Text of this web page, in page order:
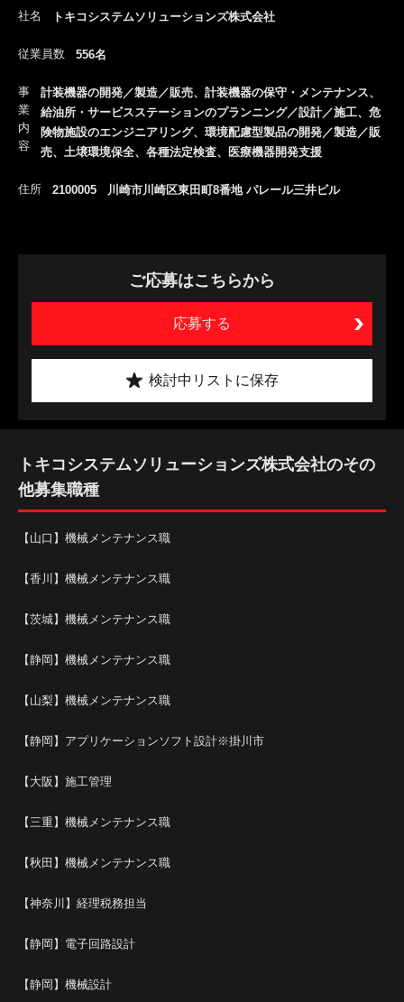
社名 トキコシステムソリューションズ株式会社
従業員数 556名
事
業
内
容
計装機器の開発／製造／販売、計装機器の保守・メンテナンス、
給油所・サービスステーションのプランニング／設計／施工、危
険物施設のエンジニアリング、環境配慮型製品の開発／製造／販
売、土壌環境保全、各種法定検査、医療機器開発支援
住所 2100005 川崎市川崎区東田町8番地 パレール三井ビル
ご応募はこちらから
応募する
検討中リストに保存
トキコシステムソリューションズ株式会社のその
他募集職種
【山口】機械メンテナンス職
【香川】機械メンテナンス職
【茨城】機械メンテナンス職
【静岡】機械メンテナンス職
【山梨】機械メンテナンス職
【静岡】アプリケーションソフト設計※掛川市
【大阪】施工管理
【三重】機械メンテナンス職
【秋田】機械メンテナンス職
【神奈川】経理税務担当
【静岡】電子回路設計
【静岡】機械設計